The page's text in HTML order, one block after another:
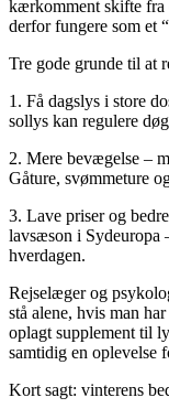
kærkomment skifte fra
derfor fungere som et
Tre gode grunde til at
1. Få dagslys i store
sollys kan regulere
2. Mere bevægelse –
Gåture, svømmeture
3. Lave priser og
lavsæson i Sydeuropa
hverdagen.
Rejselæger og
stå alene, hvis man
oplagt supplement til
samtidig en oplevelse
Kort sagt: vinterens